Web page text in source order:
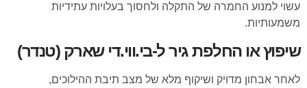
עשוי למנוע החמרה של התקלה ולחסוך בעלויות עתידיות
משמעותיות.
שיפוץ או החלפת גיר ל-בי.ווי.די שארק (טנדר)
לאחר אבחון מדויק ושיקוף מלא של מצב תיבת ההילוכים,